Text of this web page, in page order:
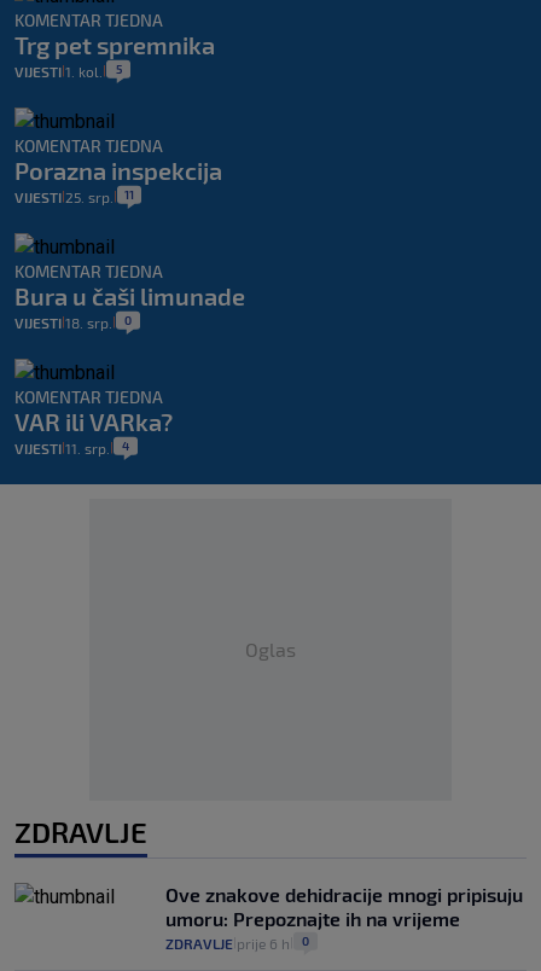
KOMENTAR TJEDNA
Trg pet spremnika
VIJESTI 1. kol. 5
KOMENTAR TJEDNA
Porazna inspekcija
VIJESTI 25. srp. 11
KOMENTAR TJEDNA
Bura u čaši limunade
VIJESTI 18. srp. 0
KOMENTAR TJEDNA
VAR ili VARka?
VIJESTI 11. srp. 4
Oglas
ZDRAVLJE
Ove znakove dehidracije mnogi pripisuju
umoru: Prepoznajte ih na vrijeme
ZDRAVLJE prije 6 h 0